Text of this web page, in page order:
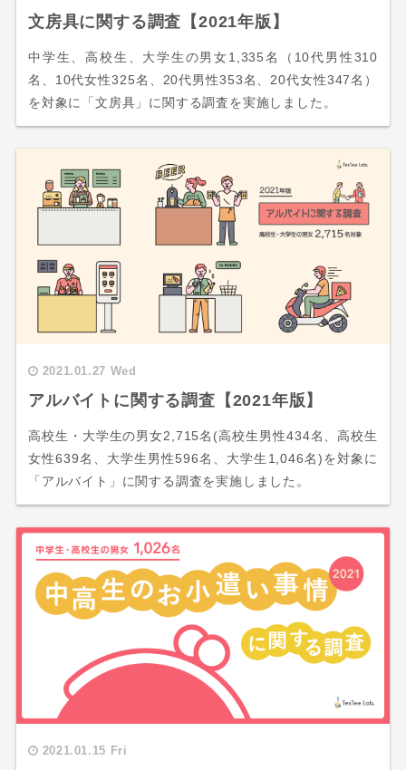
文房具に関する調査【2021年版】
中学生、高校生、大学生の男女1,335名（10代男性310
名、10代女性325名、20代男性353名、20代女性347名）
を対象に「文房具」に関する調査を実施しました。
2021.01.27 Wed
アルバイトに関する調査【2021年版】
高校生・大学生の男女2,715名(高校生男性434名、高校生
女性639名、大学生男性596名、大学生1,046名)を対象に
「アルバイト」に関する調査を実施しました。
2021.01.15 Fri